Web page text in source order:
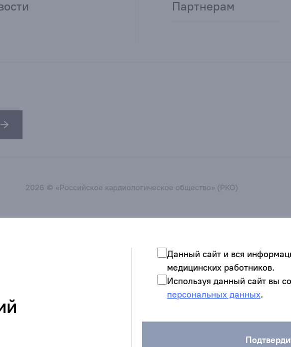
Партнерам
2026 © «Российское кардиологическое общество» (РКО)
Данный сайт и вся
медицинских работников.
Используя данный сайт вы
персональных данных.